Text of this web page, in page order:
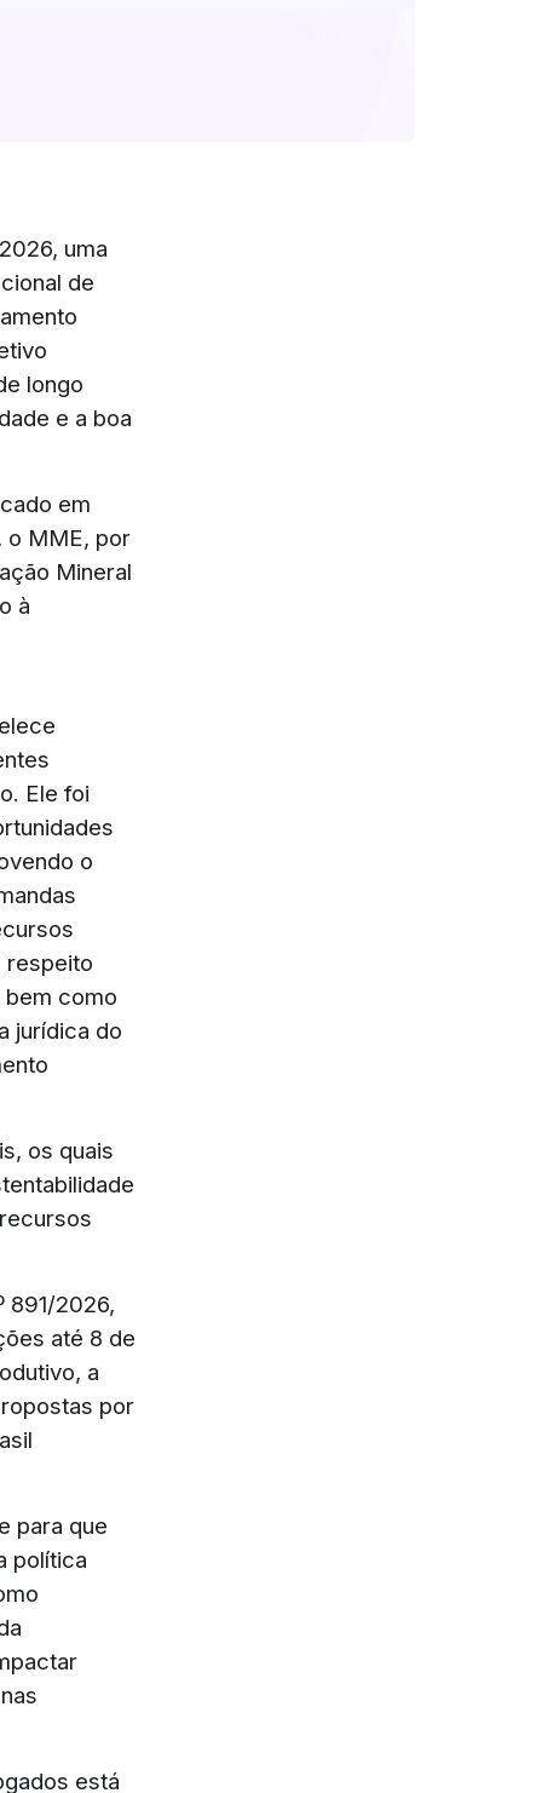
uma
de
longo
e a boa
em
o MME, por
Mineral
à
Ele foi
o
respeito
como
jurídica do
os quais
891/2026,
até 8 de
a
por
para que
política
está